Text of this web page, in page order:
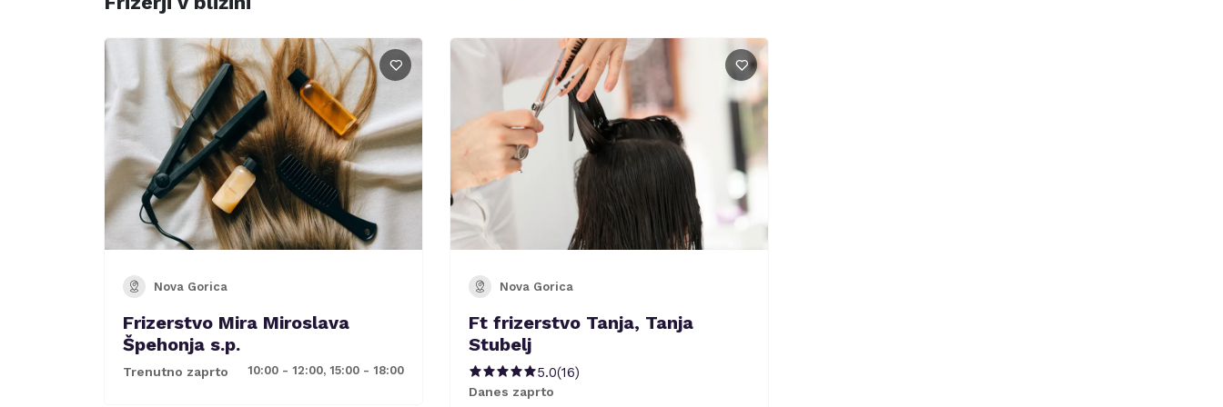
Nova Gorica
Frizerstvo Mira Miroslava
Špehonja s.p.
Trenutno zaprto 10:00 - 12:00, 15:00 - 18:00
Nova Gorica
Ft frizerstvo Tanja, Tanja
Stubelj
5.0(16)
Danes zaprto